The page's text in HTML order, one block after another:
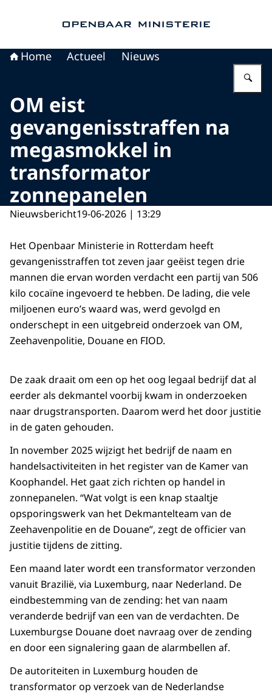
Home Actueel Nieuws
OM eist
gevangenisstraffen na
megasmokkel in
transformator
zonnepanelen
Nieuwsbericht19-06-2026 | 13:29
Het Openbaar Ministerie in Rotterdam heeft
gevangenisstraffen tot zeven jaar geëist tegen drie
mannen die ervan worden verdacht een partij van 506
kilo cocaïne ingevoerd te hebben. De lading, die vele
miljoenen euro’s waard was, werd gevolgd en
onderschept in een uitgebreid onderzoek van OM,
Zeehavenpolitie, Douane en FIOD.
De zaak draait om een op het oog legaal bedrijf dat al
eerder als dekmantel voorbij kwam in onderzoeken
naar drugstransporten. Daarom werd het door justitie
in de gaten gehouden.
In november 2025 wijzigt het bedrijf de naam en
handelsactiviteiten in het register van de Kamer van
Koophandel. Het gaat zich richten op handel in
zonnepanelen. “Wat volgt is een knap staaltje
opsporingswerk van het Dekmantelteam van de
Zeehavenpolitie en de Douane”, zegt de officier van
justitie tijdens de zitting.
Een maand later wordt een transformator verzonden
vanuit Brazilië, via Luxemburg, naar Nederland. De
eindbestemming van de zending: het van naam
veranderde bedrijf van een van de verdachten. De
Luxemburgse Douane doet navraag over de zending
en door een signalering gaan de alarmbellen af.
De autoriteiten in Luxemburg houden de
transformator op verzoek van de Nederlandse